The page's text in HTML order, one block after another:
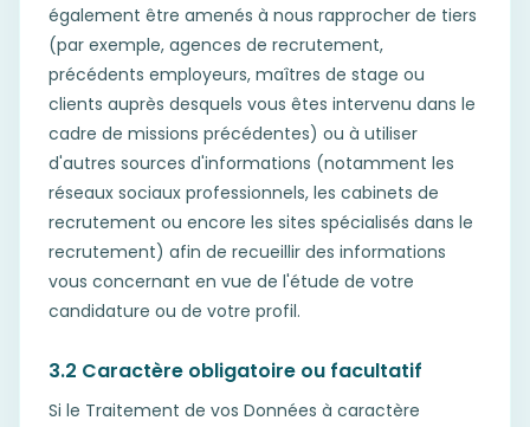
également être amenés à nous rapprocher de tiers
(par exemple, agences de recrutement,
précédents employeurs, maîtres de stage ou
clients auprès desquels vous êtes intervenu dans le
cadre de missions précédentes) ou à utiliser
d'autres sources d'informations (notamment les
réseaux sociaux professionnels, les cabinets de
recrutement ou encore les sites spécialisés dans le
recrutement) afin de recueillir des informations
vous concernant en vue de l'étude de votre
candidature ou de votre profil.
3.2 Caractère obligatoire ou facultatif
Si le Traitement de vos Données à caractère